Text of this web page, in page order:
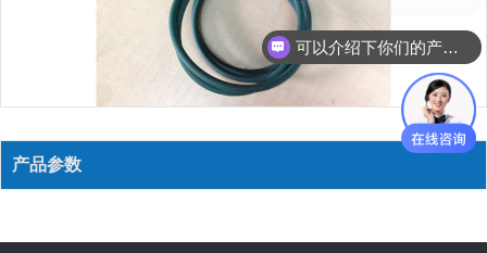
产品参数
可以介绍下你们的产品么？